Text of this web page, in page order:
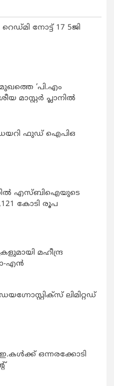
നോട്ട് 17 5ജി
‘പി.എം
മാസ്റ്റർ പ്ലാനിൽ
ഡയറി ഫുഡ് ഐപിഒ
എസ്ബിഐയുടെ
കോടി രൂപ
മഹീന്ദ്ര
എൻ
ലിമിറ്റഡ്
ഒന്നരക്കോടി